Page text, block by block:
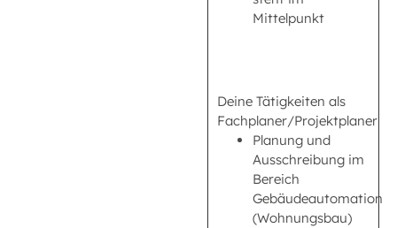
Mittelpunkt
Deine Tätigkeiten als
Fachplaner/Projektplaner
Planung und
Ausschreibung im
Bereich
Gebäudeautomation
(Wohnungsbau)